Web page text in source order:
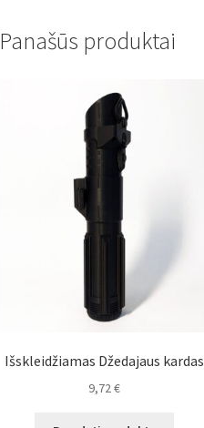
Panašūs produktai
Išskleidžiamas Džedajaus kardas
9,72€